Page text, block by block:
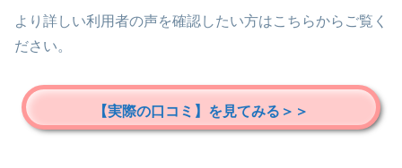
より詳しい利用者の声を確認したい方はこちらからご覧く
ださい。
【実際の口コミ】を見てみる＞＞